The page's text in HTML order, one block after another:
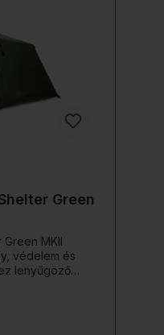
Green
MKII
védelem és
lenyűgöző